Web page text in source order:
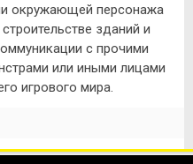
окружающей персонажа
зданий и
с прочими
или иными лицами
игрового мира.